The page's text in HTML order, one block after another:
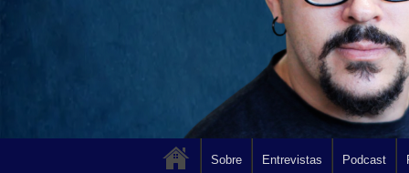
Sobre Entrevistas Podcast